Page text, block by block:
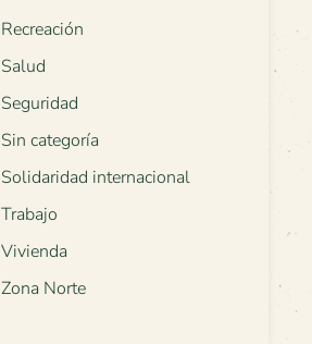
Recreación
Salud
Seguridad
Sin categoría
Solidaridad internacional
Trabajo
Vivienda
Zona Norte